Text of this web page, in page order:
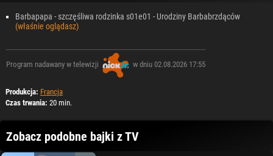
Barbapapa - szczęśliwa rodzinka s01e01 - Urodziny Barbabrzdąców
(właśnie oglądasz)
Program nadawany w telewizji w dniu 02.08.2026 17:55
Produkcja: Francja
Czas trwania: 20 min.
Zobacz podobne bajki z TV